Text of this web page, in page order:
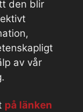
den blir
av vår
på länken